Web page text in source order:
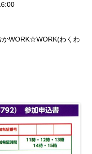
WORK☆WORK(わくわ